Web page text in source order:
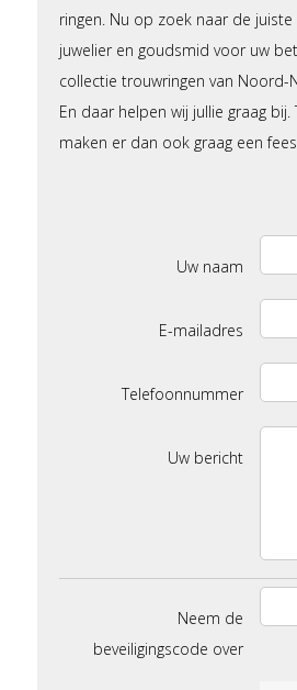
ringen. Nu op zoek naar de
juwelier en goudsmid voor uw
collectie trouwringen van Noord-
En daar helpen wij jullie graag
maken er dan ook graag een
Uw naam
E-mailadres
Telefoonnummer
Uw bericht
Neem de
beveiligingscode over